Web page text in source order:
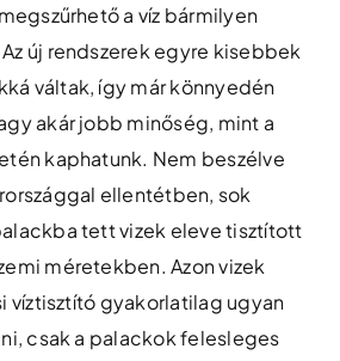
a víz bármilyen
új rendszerek egyre kisebbek
váltak, így már könnyedén
akár jobb minőség, mint a
kaphatunk. Nem beszélve
ellentétben, sok
tett vizek eleve tisztított
méretekben. Azon vizek
víztisztító gyakorlatilag ugyan
csak a palackok felesleges